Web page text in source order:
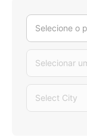
Selecione o
Selecionar
Select City